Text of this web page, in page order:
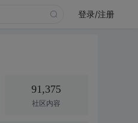
登录/注册
91,375
社区内容